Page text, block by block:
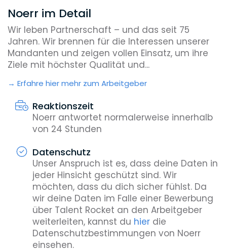
Noerr im Detail
Wir leben Partnerschaft – und das seit 75
Jahren. Wir brennen für die Interessen unserer
Mandanten und zeigen vollen Einsatz, um ihre
Ziele mit höchster Qualität und...
Erfahre hier mehr zum Arbeitgeber
Reaktionszeit
Noerr antwortet normalerweise innerhalb
von 24 Stunden
Datenschutz
Unser Anspruch ist es, dass deine Daten in
jeder Hinsicht geschützt sind. Wir
möchten, dass du dich sicher fühlst. Da
wir deine Daten im Falle einer Bewerbung
über Talent Rocket an den Arbeitgeber
weiterleiten, kannst du hierdie
Datenschutzbestimmungen von Noerr
einsehen.